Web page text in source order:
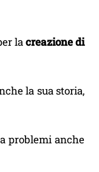
lacreazione di
la sua storia,
problemi anche